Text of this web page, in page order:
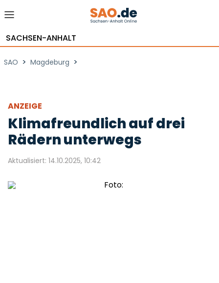
SACHSEN-ANHALT
SAO > Magdeburg >
ANZEIGE
Klimafreundlich auf drei
Rädern unterwegs
Aktualisiert: 14.10.2025, 10:42